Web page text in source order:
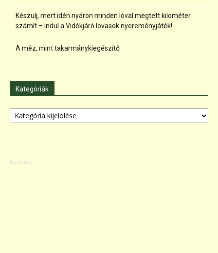
Készülj, mert idén nyáron minden lóval megtett kilométer
számít – indul a Vidékjáró lovasok nyereményjáték!
A méz, mint takarmánykiegészítő
Kategóriák
Kategóriák